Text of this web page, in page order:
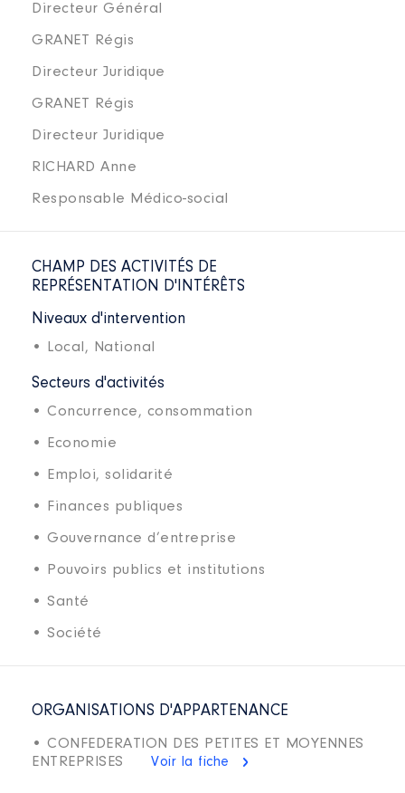
Directeur Général
GRANET Régis
Directeur Juridique
GRANET Régis
Directeur Juridique
RICHARD Anne
Responsable Médico-social
CHAMP DES ACTIVITÉS DE
REPRÉSENTATION D'INTÉRÊTS
Niveaux d'intervention
• Local, National
Secteurs d'activités
• Concurrence, consommation
• Economie
• Emploi, solidarité
• Finances publiques
• Gouvernance d’entreprise
• Pouvoirs publics et institutions
• Santé
• Société
ORGANISATIONS D'APPARTENANCE
• CONFEDERATION DES PETITES ET MOYENNES
ENTREPRISES
Voir la fiche